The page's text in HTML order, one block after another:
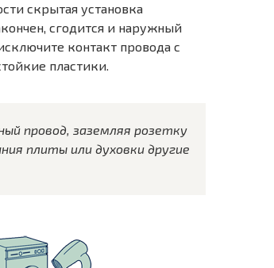
скрытая установка
сгодится и наружный
контакт провода с
пластики.
провод, заземляя розетку
плиты или духовки другие